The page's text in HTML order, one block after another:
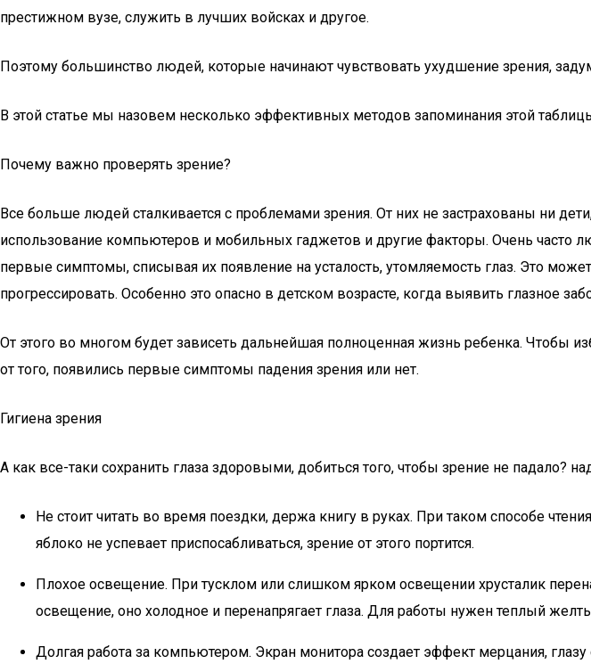
престижном вузе, служить в лучших войсках и другое.
Поэтому большинство людей, которые начинают чувствовать ухудшение зрения,
В этой статье мы назовем несколько эффективных методов запоминания этой
Почему важно проверять зрение?
Все больше людей сталкивается с проблемами зрения. От них не застрахованы ни
использование компьютеров и мобильных гаджетов и другие факторы. Очень часто
первые симптомы, списывая их появление на усталость, утомляемость глаз. Это
прогрессировать. Особенно это опасно в детском возрасте, когда выявить глазное
От этого во многом будет зависеть дальнейшая полноценная жизнь ребенка. Чтобы
от того, появились первые симптомы падения зрения или нет.
Гигиена зрения
А как все-таки сохранить глаза здоровыми, добиться того, чтобы зрение не
Не стоит читать во время поездки, держа книгу в руках. При таком способе
яблоко не успевает приспосабливаться, зрение от этого портится.
Плохое освещение. При тусклом или слишком ярком освещении хрусталик
освещение, оно холодное и перенапрягает глаза. Для работы нужен теплый
Долгая работа за компьютером. Экран монитора создает эффект мерцания,